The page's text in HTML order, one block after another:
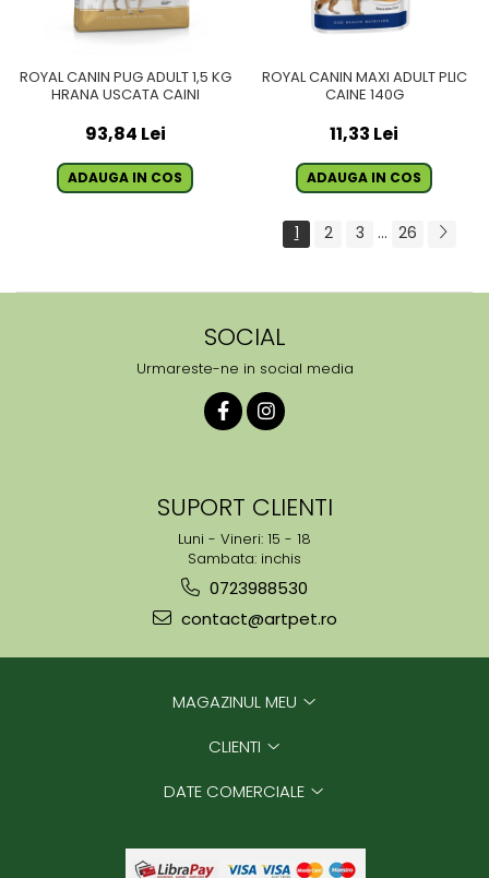
ROYAL CANIN PUG ADULT 1,5 KG
HRANA USCATA CAINI
93,84 Lei
ADAUGA IN COS
ROYAL CANIN MAXI ADULT PLIC
CAINE 140G
11,33 Lei
ADAUGA IN COS
1 2 3 ... 26
SOCIAL
Urmareste-ne in social media
SUPORT CLIENTI
Luni - Vineri: 15 - 18
Sambata: inchis
0723988530
contact@artpet.ro
MAGAZINUL MEU
CLIENTI
DATE COMERCIALE